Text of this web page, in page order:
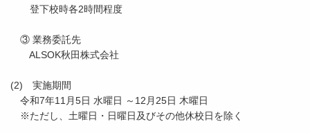
登下校時各2時間程度
③ 業務委託先
ALSOK秋田株式会社
(2) 実施期間
令和7年11月5日 水曜日 ～12月25日 木曜日
※ただし、土曜日・日曜日及びその他休校日を除く